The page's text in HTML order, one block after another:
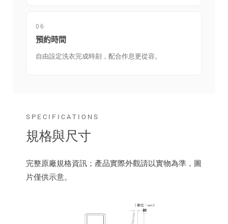
06
預約時間
自由設定洗衣完成時刻，配合作息更從容。
SPECIFICATIONS
規格與尺寸
完整原廠規格資訊；產品實際外觀請以實物為準，圖
片僅供示意。